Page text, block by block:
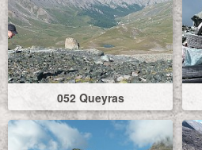
052 Queyras